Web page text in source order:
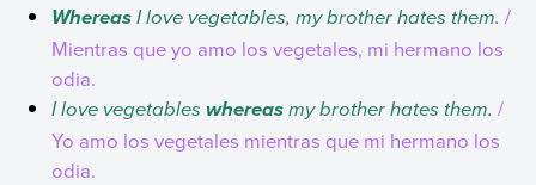
Whereas I love vegetables, my brother hates them. /
Mientras que yo amo los vegetales, mi hermano los
odia.
I love vegetables whereas my brother hates them./
Yo amo los vegetales mientras que mi hermano los
odia.